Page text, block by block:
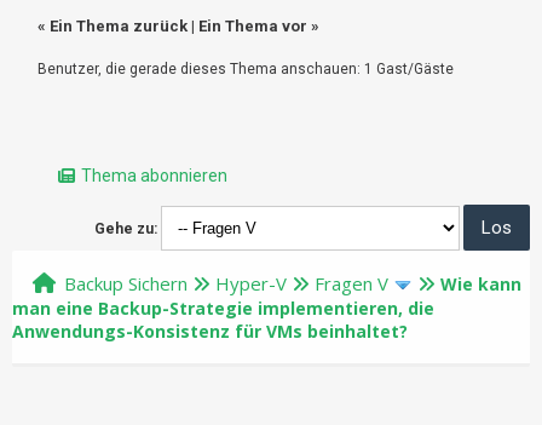
« Ein Thema zurück | Ein Thema vor »
Benutzer, die gerade dieses Thema anschauen: 1 Gast/Gäste
Thema abonnieren
Gehe zu:
Backup Sichern Hyper-V Fragen V
Wie kann
man eine Backup-Strategie implementieren, die
Anwendungs-Konsistenz für VMs beinhaltet?